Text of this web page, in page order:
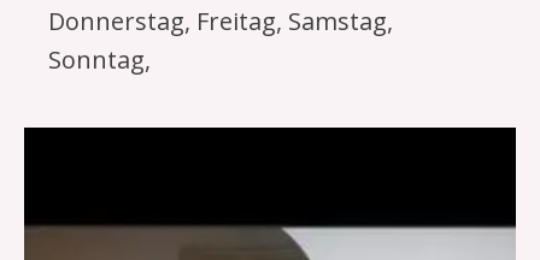
Donnerstag, Freitag, Samstag,
Sonntag,